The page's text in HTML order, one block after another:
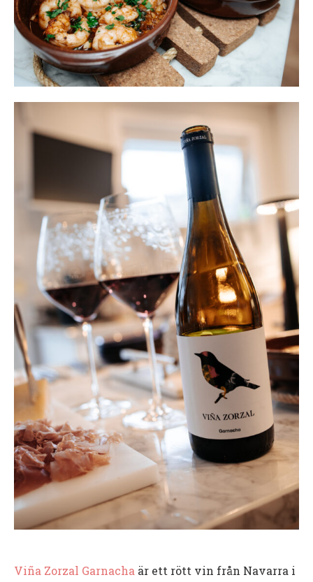
Viña Zorzal Garnacha är ett rött vin från Navarra i